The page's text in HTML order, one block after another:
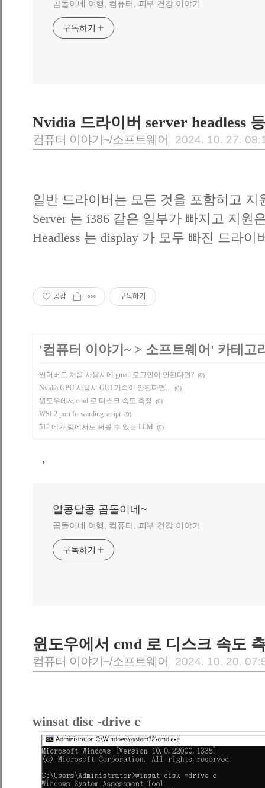
곰돌이네 여행, 컴퓨터, 피부 건강 이야기
구독하기
Nvidia 드라이버 server headless
컴퓨터 이야기~/소프트웨어 2024. 10. 27.
일반 드라이버는 모든 것을 포함히고 지
Server 는 i386 같은 일부가 빠지고 지원
Headless 는 display 가 모두 빠진 드라이
공감 구독하기
'컴퓨터 이야기~> 소프트웨어 ' 카테고
썬더버드 처음 사용시에 gmail 로그인이 안된다면? (0)
Nvidia GPU 사용시 GUI 가속이 안된다면... (0)
윈도우에서 cmd 로 디스크 속도 측정 (0)
WSL2 port forwarding script (0)
512 메가 램에서도 써볼 수 있는 LLM (0)
,
알콩달콩 곰돌이네~
곰돌이네 여행, 컴퓨터, 피부 건강 이야기
구독하기
윈도우에서 cmd 로 디스크 속도
컴퓨터 이야기~/소프트웨어 2024. 10. 20.
winsat disc -drive c